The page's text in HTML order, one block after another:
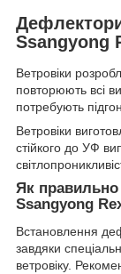
Ssangyong
Ветровіки
повторюють всі
потребують
Ветровіки
стійкого до УФ
Як правильно
Ssangyong
Встановлення
завдяки
ветровіку.